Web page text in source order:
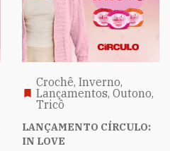
Crochê, Inverno,
Lançamentos, Outono,
Tricô
LANÇAMENTO CÍRCULO:
IN LOVE